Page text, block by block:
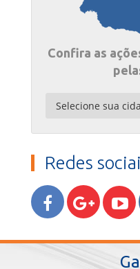
Confira as
Redes